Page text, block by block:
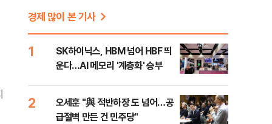
경제 많이 본 기사
1
SK하이닉스, HBM 넘어 HBF 띄
운다…AI 메모리 '계층화' 승부
2
오세훈 "與 적반하장 도 넘어…공
급절벽 만든 건 민주당"